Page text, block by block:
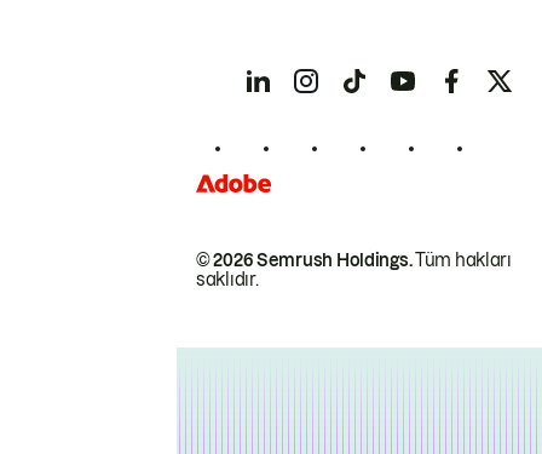
© 2026 Semrush Holdings.Tüm hakları
saklıdır.